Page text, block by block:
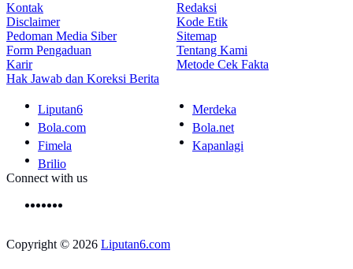
Kontak
Redaksi
Disclaimer
Kode Etik
Pedoman Media Siber
Sitemap
Form Pengaduan
Tentang Kami
Karir
Metode Cek Fakta
Hak Jawab dan Koreksi Berita
Liputan6
Merdeka
Bola.com
Bola.net
Fimela
Kapanlagi
Brilio
Connect with us
Copyright © 2026 Liputan6.com